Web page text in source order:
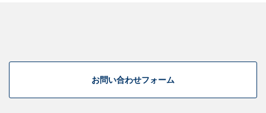
お問い合わせフォーム